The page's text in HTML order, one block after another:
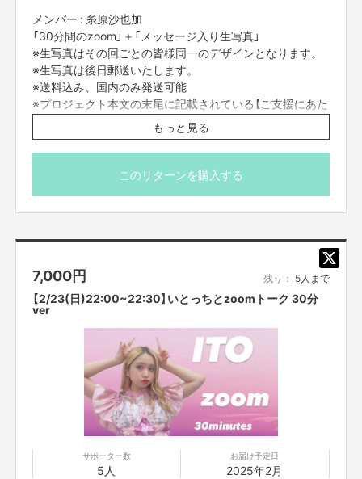
メンバー : 糸原沙也加
「30分間のzoom」＋「メッセージ入り生写真」
※生写真はその回ごとの皆様同一のデザインとなります。
※生写真は後日郵送いたします。
※送料込み、国内のみ発送可能
※プロジェクト本文の末尾に記載されている【ご支援にあた
ってのご注意事項】を必ずご一読ください。
もっと見る
このリターンを購入する
7,000円 残り： 5人まで
【2/23(日)22:00~22:30】いとっちとzoomトーク 30分
ver
サポーター数
5人
お届け予定日
2025年2月